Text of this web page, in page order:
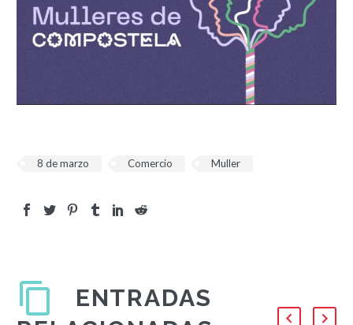
8 de marzo Comercio Muller
ENTRADAS